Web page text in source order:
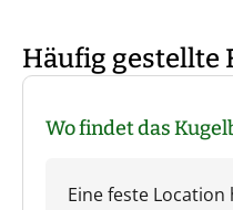
Häufig gestellte
Wo findet das
Eine feste